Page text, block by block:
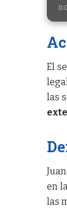
El
las
en
las